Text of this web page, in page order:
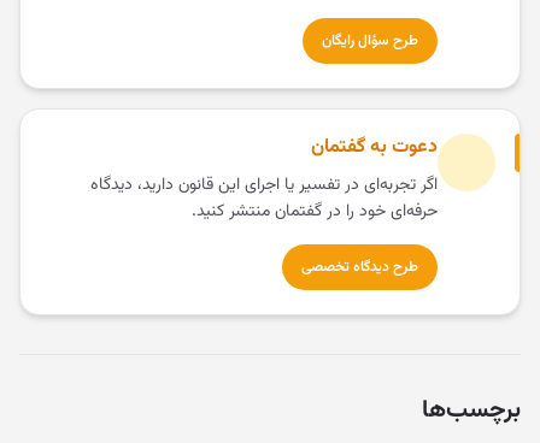
طرح سؤال رایگان
دعوت به گفتمان
اگر تجربه‌ای در تفسیر یا اجرای این قانون دارید، دیدگاه
حرفه‌ای خود را در گفتمان منتشر کنید.
طرح دیدگاه تخصصی
برچسب‌ها